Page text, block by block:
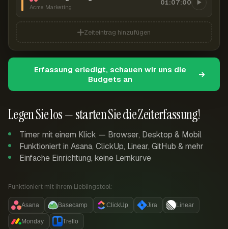
Legen Sie los — starten Sie die Zeiterfassung!
Timer mit einem Klick — Browser, Desktop & Mobil
Funktioniert in Asana, ClickUp, Linear, GitHub & mehr
Einfache Einrichtung, keine Lernkurve
Funktioniert mit Ihrem Lieblingstool:
Asana Basecamp ClickUp Jira Linear
Monday Trello
Acme Marketing
01:07:00
Zeiteintrag hinzufügen
Erfassung erledigt, schauen wir uns die
Budgets an